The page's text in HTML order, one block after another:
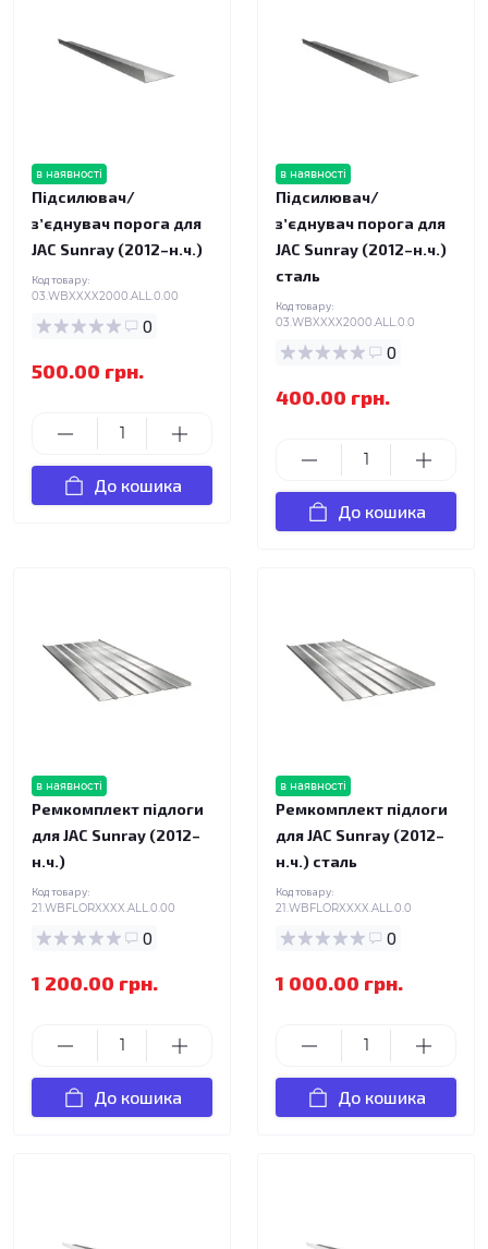
в наявності
Підсилювач/
зʼєднувач порога для
JAC Sunray (2012–н.ч.)
Код товару:
03.WBXXXX2000.ALL.0.00
0
500.00 грн.
До кошика
в наявності
Підсилювач/
зʼєднувач порога для
JAC Sunray (2012–н.ч.)
сталь
Код товару:
03.WBXXXX2000.ALL.0.0
0
400.00 грн.
До кошика
в наявності
Ремкомплект підлоги
для JAC Sunray (2012–
н.ч.)
Код товару:
21.WBFLORXXXX.ALL.0.00
0
1 200.00 грн.
До кошика
в наявності
Ремкомплект підлоги
для JAC Sunray (2012–
н.ч.) сталь
Код товару:
21.WBFLORXXXX.ALL.0.0
0
1 000.00 грн.
До кошика